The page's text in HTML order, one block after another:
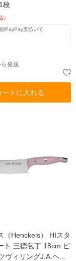
枚
）
PayPay支払いで
発送
ートに入れる
（Henckels） HIスタ
ト 三徳包丁 18cm ピ
ヴィリングJ.A.ヘン